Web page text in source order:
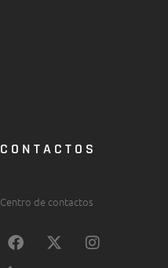
CONTACTOS
Centro de contactos
F
a
X
-
I
n
L
i